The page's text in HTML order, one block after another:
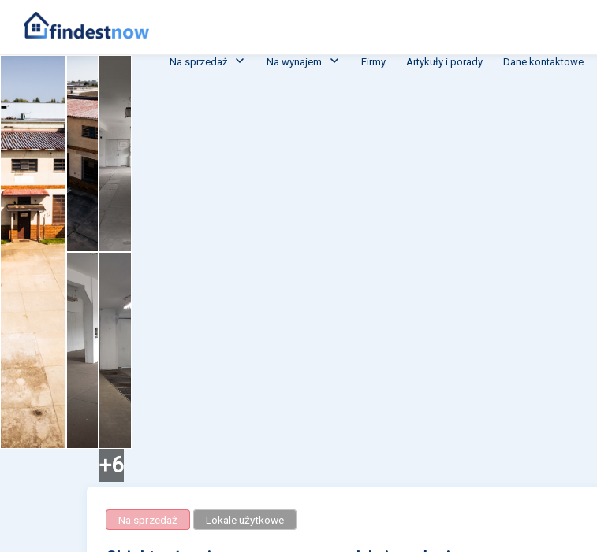
Na sprzedaż Na wynajem Firmy Artykuły i porady Dane kontaktowe
+6
Na sprzedaż Lokale użytkowe